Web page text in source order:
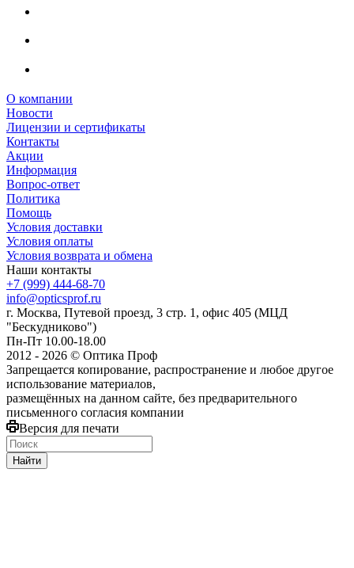
О компании
Новости
Лицензии и сертификаты
Контакты
Акции
Информация
Вопрос-ответ
Политика
Помощь
Условия доставки
Условия оплаты
Условия возврата и обмена
Наши контакты
+7 (999) 444-68-70
info@opticsprof.ru
г. Москва, Путевой проезд, 3 стр. 1, офис 405 (МЦД
"Бескудниково")
Пн-Пт 10.00-18.00
2012 - 2026 © Оптика Проф
Запрещается копирование, распространение и любое другое
использование материалов,
размещённых на данном сайте, без предварительного
письменного согласия компании
Версия для печати
Найти